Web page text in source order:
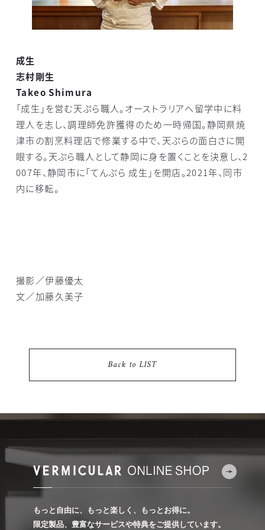
成生
志村剛生
Takeo Shimura
「成生」を営む天ぷら職人。オーストラリアへ留学中に料
理人を志し、調理師免許獲得のため一時帰国。静岡県焼
津市の割烹料理店で修業する中で、天ぷらの面白さに開
眼する。天ぷら職人として静岡に身を置くことを決意し、2
007年、静岡市に「てんぷら 成生」を開店。2021年、同市
内に移転。
撮影／伊藤優太
文／加藤久美子
Back to LIST
もっと自由に、もっと楽しく、もっとお得に。
限定製品、豊富なサービスや特典をご提供しています。